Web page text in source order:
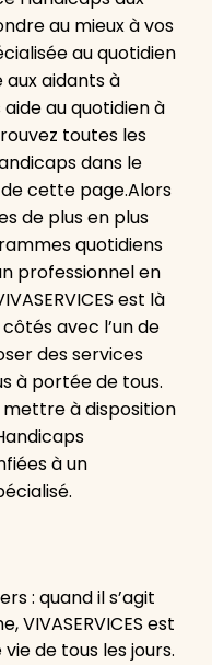
au mieux à vos
au quotidien
aidants à
aide au quotidien à
toutes les
dans le
cette page.Alors
de plus en plus
quotidiens
professionnel en
est là
avec l’un de
des services
à portée de tous.
mettre à disposition
à un
: quand il s’agit
VIVASERVICES est
de tous les jours.